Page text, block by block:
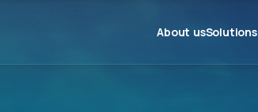
About usSolutions